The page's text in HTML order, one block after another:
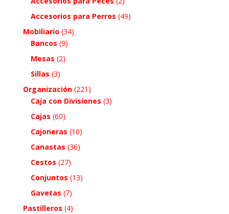
Accesorios para Perros (49)
Mobiliario (34)
Bancos (9)
Mesas (2)
Sillas (3)
Organización (221)
Caja con Divisiones (3)
Cajas (60)
Cajoneras (10)
Canastas (36)
Cestos (27)
Conjuntos (13)
Gavetas (7)
Pastilleros (4)